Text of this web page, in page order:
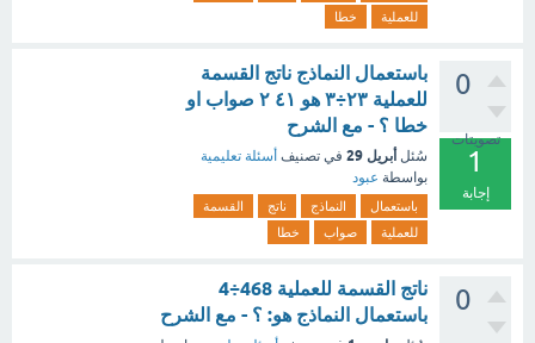
للعملية
خطا
0
تصويتات
1
إجابة
باستعمال النماذج ناتج القسمة
للعملية ٢٣÷٣ هو ٤١ ٢ صواب او
خطا ؟ - مع الشرح
سُئل أبريل 29 في تصنيف أسئلة تعليمية
بواسطة عبود
باستعمال النماذج ناتج
القسمة
للعملية
صواب خطا
0
ناتج القسمة للعملية 468÷4
باستعمال النماذج هو: ؟ - مع الشرح